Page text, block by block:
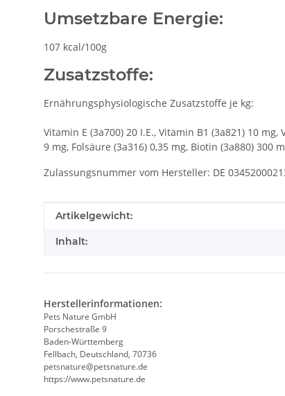
Umsetzbare Energie:
107 kcal/100g
Zusatzstoffe:
Ernährungsphysiologische Zusatzstoffe je kg:
Vitamin E (3a700) 20 I.E., Vitamin B1 (3a821) 10
9 mg, Folsäure (3a316) 0,35 mg, Biotin (3a880) 300
Zulassungsnummer vom Hersteller: DE
Produkteigenschaft
Wert
Artikelgewicht:
Inhalt:
Herstellerinformationen:
Pets Nature GmbH
Porschestraße 9
Baden-Württemberg
Fellbach, Deutschland, 70736
petsnature@petsnature.de
https://www.petsnature.de